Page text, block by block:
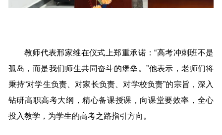
教师代表邢家维在仪式上郑重承诺：“高考冲刺班不是
孤岛，而是我们师生共同奋斗的堡垒。”他表示，老师们将
秉持“对学生负责、对家长负责、对学校负责”的宗旨，深入
钻研高职高考大纲，精心备课授课，向课堂要效率，全心
投入教学，为学生的高考之路指引方向。